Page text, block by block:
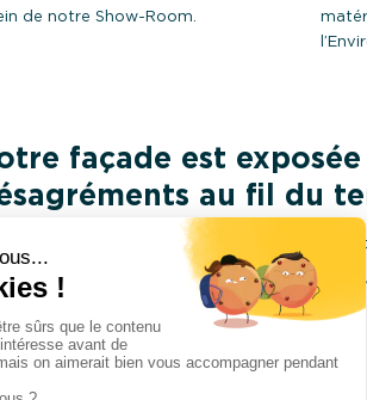
de notre Show-Room.
façade est
au fil du
vous conseillons sur vos choix esthétiques
notre sélection de matériau au sein de
(pose et ravalement)
décorative extérieure